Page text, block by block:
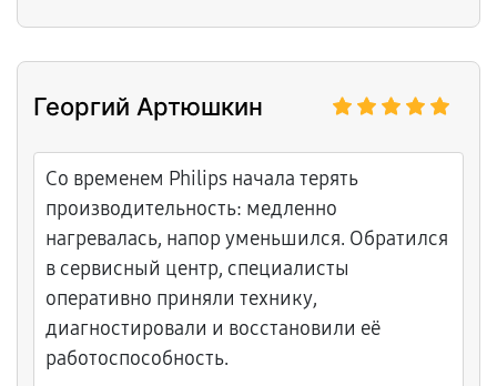
Георгий Артюшкин
Со временем Philips начала терять
производительность: медленно
нагревалась, напор уменьшился. Обратился
в сервисный центр, специалисты
оперативно приняли технику,
диагностировали и восстановили её
работоспособность.